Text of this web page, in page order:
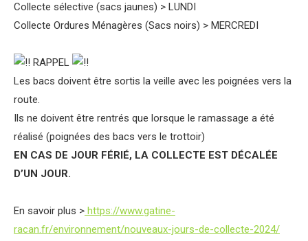
Collecte sélective (sacs jaunes) > LUNDI
Collecte Ordures Ménagères (Sacs noirs) > MERCREDI
RAPPEL
Les bacs doivent être sortis la veille avec les poignées vers la
route.
Ils ne doivent être rentrés que lorsque le ramassage a été
réalisé (poignées des bacs vers le trottoir)
EN CAS DE JOUR FÉRIÉ, LA COLLECTE EST DÉCALÉE
D’UN JOUR.
En savoir plus > https://www.gatine-
racan.fr/environnement/nouveaux-jours-de-collecte-2024/